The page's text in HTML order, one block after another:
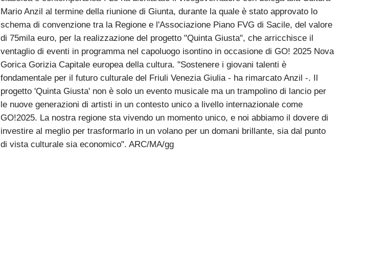
Mario Anzil al termine della riunione di Giunta, durante la quale è stato approvato lo
schema di convenzione tra la Regione e l'Associazione Piano FVG di Sacile, del valore
di 75mila euro, per la realizzazione del progetto "Quinta Giusta", che arricchisce il
ventaglio di eventi in programma nel capoluogo isontino in occasione di GO! 2025 Nova
Gorica Gorizia Capitale europea della cultura. "Sostenere i giovani talenti è
fondamentale per il futuro culturale del Friuli Venezia Giulia - ha rimarcato Anzil -. Il
progetto 'Quinta Giusta' non è solo un evento musicale ma un trampolino di lancio per
le nuove generazioni di artisti in un contesto unico a livello internazionale come
GO!2025. La nostra regione sta vivendo un momento unico, e noi abbiamo il dovere di
investire al meglio per trasformarlo in un volano per un domani brillante, sia dal punto
di vista culturale sia economico". ARC/MA/gg